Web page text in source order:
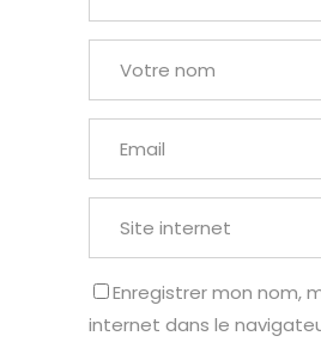
Enregistrer mon nom,
internet dans le